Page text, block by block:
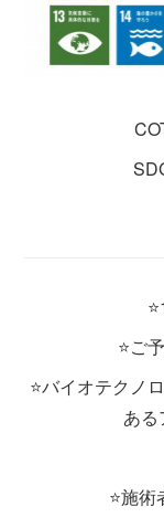
⭐️ご
⭐️バイオテクノ
あ
⭐️施